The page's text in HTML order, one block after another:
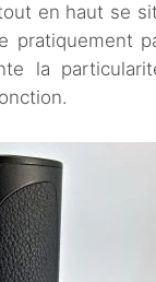
en haut se
pratiquement
la